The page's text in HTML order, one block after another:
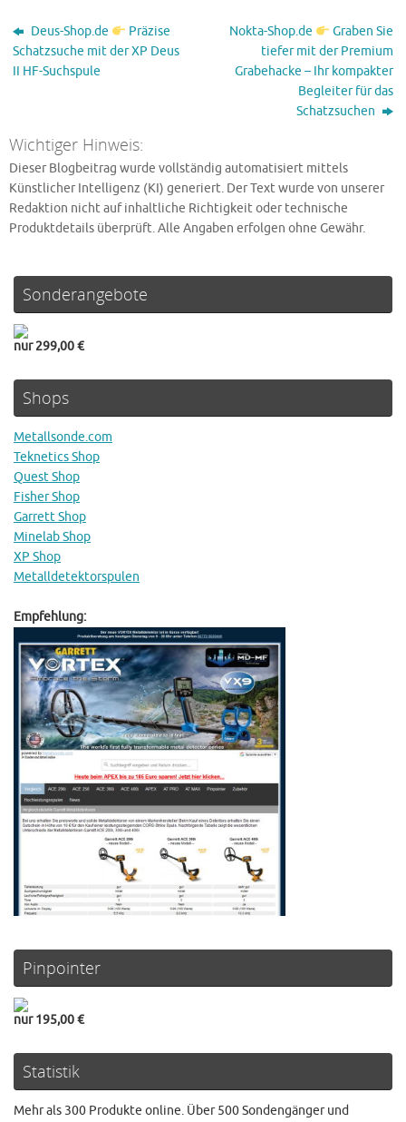
Deus-Shop.de
Präzise
Schatzsuche mit der XP Deus
II HF-Suchspule
Nokta-Shop.de
Graben Sie
tiefer mit der Premium
Grabehacke – Ihr kompakter
Begleiter für das
Schatzsuchen
Wichtiger Hinweis:
Dieser Blogbeitrag wurde vollständig automatisiert mittels
Künstlicher Intelligenz (KI) generiert. Der Text wurde von unserer
Redaktion nicht auf inhaltliche Richtigkeit oder technische
Produktdetails überprüft. Alle Angaben erfolgen ohne Gewähr.
Sonderangebote
nur 299,00 €
Shops
Metallsonde.com
Teknetics Shop
Quest Shop
Fisher Shop
Garrett Shop
Minelab Shop
XP Shop
Metalldetektorspulen
Empfehlung:
Pinpointer
nur 195,00 €
Statistik
Mehr als 300 Produkte online. Über 500 Sondengänger und